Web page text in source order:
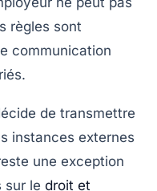
règles sont
communication
de transmettre
instances externes
une exception
sur le droit et